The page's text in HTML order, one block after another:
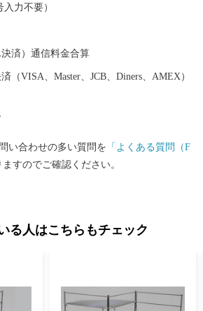
々な姿を見せる 『愛のある幸せいっぱい
町』“ＫＯＴＡ” 私たちは、このふるさ
な幸田町を全国の方に知っていただき、
力不要）
決済）通信料金合算
（VISA、Master、JCB、Diners、AMEX）
い合わせの多い質問を 「よくある質問（F
すのでご確認ください。
る人はこちらもチェック